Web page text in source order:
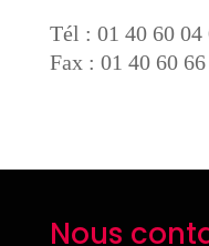
Tél : 01 40 60 04
Fax : 01 40 60
Nous